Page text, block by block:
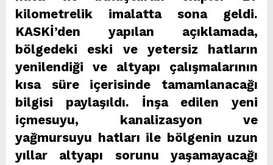
kilometrelik imalatta sona geldi.
KASKİ’den yapılan açıklamada,
bölgedeki eski ve yetersiz hatların
yenilendiği ve altyapı çalışmalarının
kısa süre içerisinde tamamlanacağı
bilgisi paylaşıldı. İnşa edilen yeni
içmesuyu, kanalizasyon ve
yağmursuyu hatları ile bölgenin uzun
yıllar altyapı sorunu yaşamayacağı